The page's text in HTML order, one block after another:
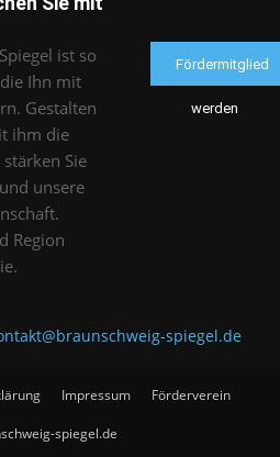
ist so
Ihn mit
Gestalten
ihm die
Sie
unsere
Region
Fördermitglied
werden
spiegel.de
Impressum Förderverein
spiegel.de